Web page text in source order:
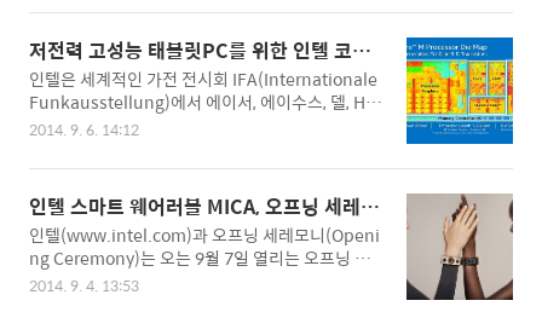
니아분들에게는 정말 희소식일 것 같은데요. 다만 1
0월 1일부터 시행된 단통법으로 인해 보조금이 거
의 없다시피한 상황이라 100만원이 훌쩍 넘는 고가
의 아이폰6가 얼마..
브라우저 64bit 버전 소식이 널리 알려지지 않았는
데요. 크롬브라우저 64bit는 기존 32bit 버전에 비
해 안정성, 속도 그리고 보안면에서 더욱 강력한 성
능을 내어주므로 현재 64bit 윈도우 운영체제를 사
용하는 분들은 기존에 설치하여 사용중인 32bit 크
롬브라우저를 64bit 버전으로 업그레이드 하여 사
이트 : https://www.google.com/intl/en/chro
me/browser/?platform=win64 구글 크롬브라
우저 공식다운로드 ..
저전력 고성능 태블릿PC를 위한 인텔 코어
M 프로세서 공개
인텔은 세계적인 가전 전시회 IFA(Internationale
Funkausstellung)에서 에이서, 에이수스, 델, HP,
레노버, 도시바 등 주요 제조사의 2in1 신제품에 탑
다. 인텔의 새로운 프로세서는 가장 얇은 팬리스 울
트라 모바일 디바이스에서의 뛰어난 성능 구현을 위
해 제작된 것으로 인텔 코어 M 프로세서는 인텔 코
어 수준의 성능으로 갖추었지만 4년 전의 시스템과
대비해보면 최대 2배의 배터리 수명을 제공할 수 있
는 장점을 가진 CPU입니다. 이번 IFA2014에서 발
2014. 9. 6. 14:12
인텔 스마트 웨어러블 MICA, 오프닝 세레모
니 패션쇼에서 첫 공개
인텔(www.intel.com)과 오프닝 세레모니(Openi
ng Ceremony)는 오는 9월 7일 열리는 오프닝 세
레모니의 2015년 S/S 시즌 패션쇼에서 스마트 웨어
2014. 9. 4. 13:53